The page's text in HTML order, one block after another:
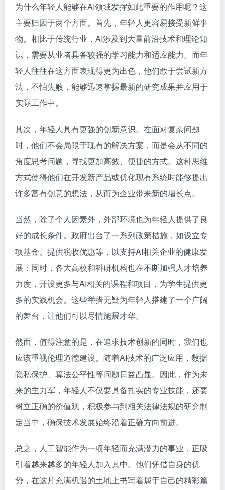
为什么年轻人能够在AI领域发挥如此重要的作用呢？这
主要归因于两个方面。首先，年轻人更容易接受新鲜事
物。相比于传统行业，AI涉及到大量前沿技术和理论知
识，需要从业者具备较强的学习能力和适应能力。而年
轻人往往在这方面表现得更为出色，他们敢于尝试新方
法，不怕失败，能够迅速掌握最新的研究成果并应用于
实际工作中。
其次，年轻人具有更强的创新意识。在面对复杂问题
时，他们不会局限于现有的解决方案，而是会从不同的
角度思考问题，寻找更加高效、便捷的方式。这种思维
方式使得他们在开发新产品或优化现有系统时能够提出
许多富有创意的想法，从而为企业带来新的增长点。
当然，除了个人因素外，外部环境也为年轻人提供了良
好的成长条件。政府出台了一系列政策措施，如设立专
项基金、提供税收优惠等，以支持AI相关企业的健康发
展；同时，各大高校和科研机构也在不断加强人才培养
力度，开设更多与AI相关的课程和项目，为学生提供更
多的实践机会。这些举措无疑为年轻人搭建了一个广阔
的舞台，让他们可以尽情施展才华。
然而，值得注意的是，在追求技术创新的同时，我们也
应该重视伦理道德建设。随着AI技术的广泛应用，数据
隐私保护、算法公平性等问题日益凸显。因此，作为未
来的主力军，年轻人不仅要具备扎实的专业技能，还要
树立正确的价值观，积极参与到相关法律法规的研究制
定当中，确保技术发展始终沿着正确方向前进。
总之，人工智能作为一项年轻而充满潜力的事业，正吸
引着越来越多的年轻人加入其中。他们凭借自身的优
势，在这片充满机遇的土地上书写着属于自己的精彩篇